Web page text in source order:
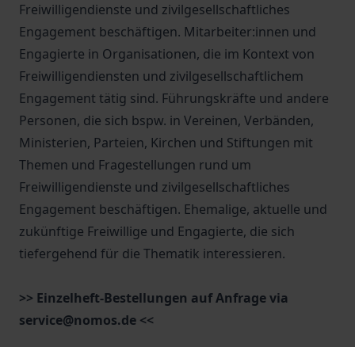
Freiwilligendienste und zivilgesellschaftliches
Engagement beschäftigen. Mitarbeiter:innen und
Engagierte in Organisationen, die im Kontext von
Freiwilligendiensten und zivilgesellschaftlichem
Engagement tätig sind. Führungskräfte und andere
Personen, die sich bspw. in Vereinen, Verbänden,
Ministerien, Parteien, Kirchen und Stiftungen mit
Themen und Fragestellungen rund um
Freiwilligendienste und zivilgesellschaftliches
Engagement beschäftigen. Ehemalige, aktuelle und
zukünftige Freiwillige und Engagierte, die sich
tiefergehend für die Thematik interessieren.
>> Einzelheft-Bestellungen auf Anfrage via
service@nomos.de <<